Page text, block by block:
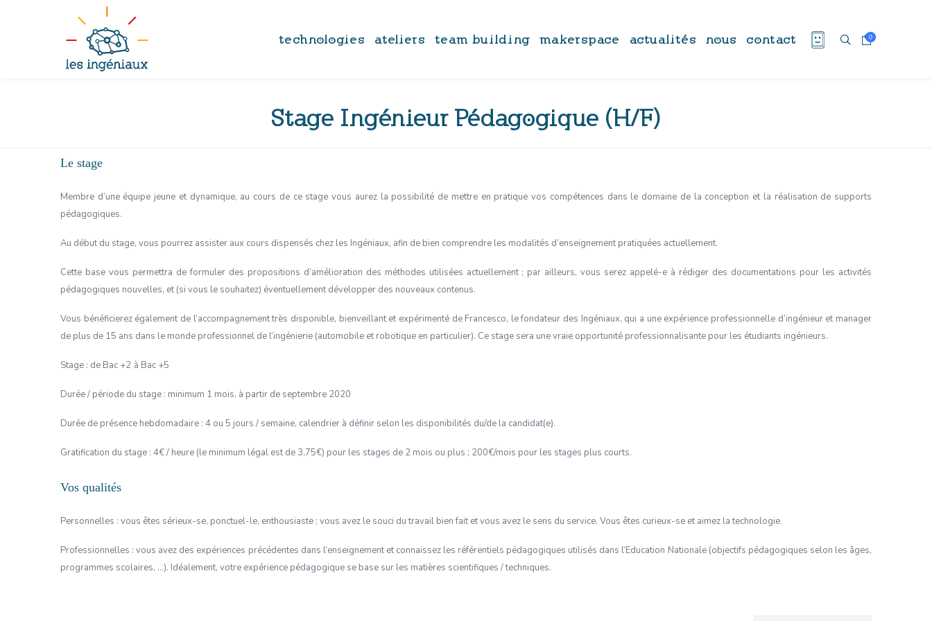
0
technologies ateliers team building makerspace actualités nous contact
Stage Ingénieur Pédagogique (H/F)
Le stage
Membre d’une équipe jeune et dynamique, au cours de ce stage vous aurez la possibilité de mettre en pratique vos compétences dans le domaine de la conception et la réalisation de supports
pédagogiques.
Au début du stage, vous pourrez assister aux cours dispensés chez les Ingéniaux, afin de bien comprendre les modalités d’enseignement pratiquées actuellement.
Cette base vous permettra de formuler des propositions d’amélioration des méthodes utilisées actuellement ; par ailleurs, vous serez appelé-e à rédiger des documentations pour les activités
pédagogiques nouvelles, et (si vous le souhaitez) éventuellement développer des nouveaux contenus.
Vous bénéficierez également de l’accompagnement très disponible, bienveillant et expérimenté de Francesco, le fondateur des Ingéniaux, qui a une expérience professionnelle d’ingénieur et manager
de plus de 15 ans dans le monde professionnel de l’ingénierie (automobile et robotique en particulier). Ce stage sera une vraie opportunité professionnalisante pour les étudiants ingénieurs.
Stage : de Bac +2 à Bac +5
Durée / période du stage : minimum 1 mois, à partir de septembre 2020
Durée de présence hebdomadaire : 4 ou 5 jours / semaine, calendrier à définir selon les disponibilités du/de la candidat(e).
Gratification du stage : 4€ / heure (le minimum légal est de 3,75€) pour les stages de 2 mois ou plus ; 200€/mois pour les stages plus courts.
Vos qualités
Personnelles : vous êtes sérieux-se, ponctuel-le, enthousiaste ; vous avez le souci du travail bien fait et vous avez le sens du service. Vous êtes curieux-se et aimez la technologie.
Professionnelles :vous avez des expériences précédentes dans l’enseignement et connaissez les référentiels pédagogiques utilisés dans l’Education Nationale (objectifs pédagogiques selon les âges,
programmes scolaires, …). Idéalement, votre expérience pédagogique se base sur les matières scientifiques / techniques.